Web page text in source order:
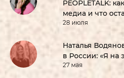
PEOPLETALK:
медиа и что
28 июля
Наталья
в России: «Я на
27 мая